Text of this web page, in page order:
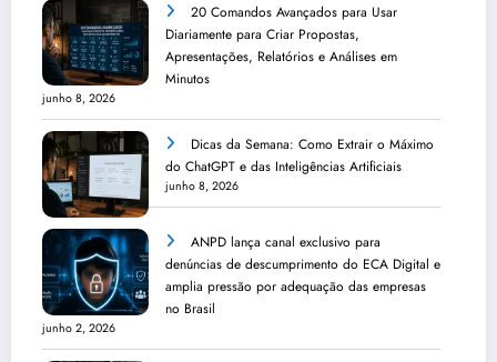
20 Comandos Avançados para Usar
Diariamente para Criar Propostas,
Apresentações, Relatórios e Análises em
Minutos
junho 8, 2026
Dicas da Semana: Como Extrair o Máximo
do ChatGPT e das Inteligências Artificiais
junho 8, 2026
ANPD lança canal exclusivo para
denúncias de descumprimento do ECA Digital e
amplia pressão por adequação das empresas
no Brasil
junho 2, 2026